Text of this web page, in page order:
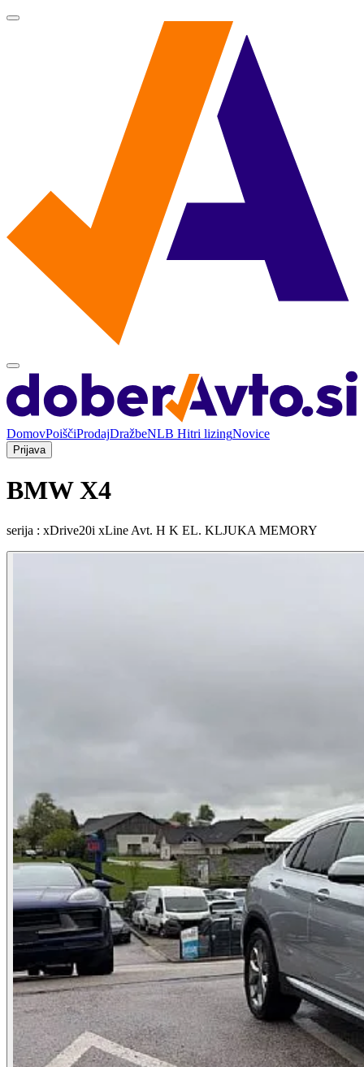
DomovPoiščiProdajDražbeNLB Hitri lizingNovice
Prijava
BMW X4
serija : xDrive20i xLine Avt. H K EL. KLJUKA MEMORY